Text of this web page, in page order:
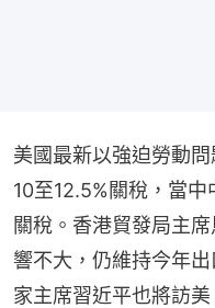
美國最新以強迫勞動
10至12.5%關稅，當
關稅。香港貿發局主
響不大，仍維持今年
家主席習近平也將訪